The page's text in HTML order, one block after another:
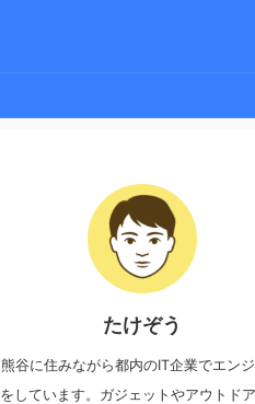
たけぞう
熊谷に住みながら都内のIT企業でエン
をしています。ガジェットやアウトド